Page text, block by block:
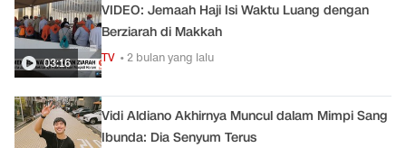
03:16
VIDEO: Jemaah Haji Isi Waktu Luang dengan
Berziarah di Makkah
TV • 2 bulan yang lalu
Vidi Aldiano Akhirnya Muncul dalam Mimpi Sang
Ibunda: Dia Senyum Terus